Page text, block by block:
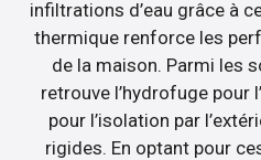
infiltrations d’eau grâce à
thermique renforce les
de la maison. Parmi les
retrouve l’hydrofuge pour
pour l’isolation par
rigides. En optant pour